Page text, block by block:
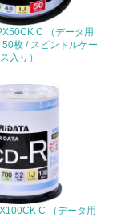
い）
C （データ用
枚 / スピンドルケー
ス入り）
C （データ用